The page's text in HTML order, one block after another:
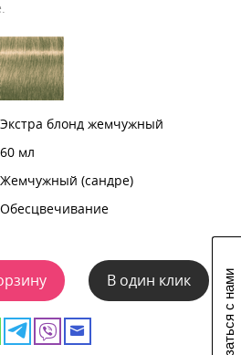
Связаться с нами
Экстра блонд жемчужный
60 мл
Жемчужный (сандре)
Обесцвечивание
В один клик